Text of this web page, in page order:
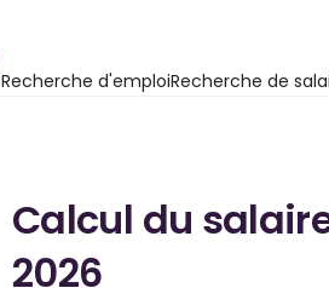
Recherche d'emploiRecherche de
Calcul du
2026